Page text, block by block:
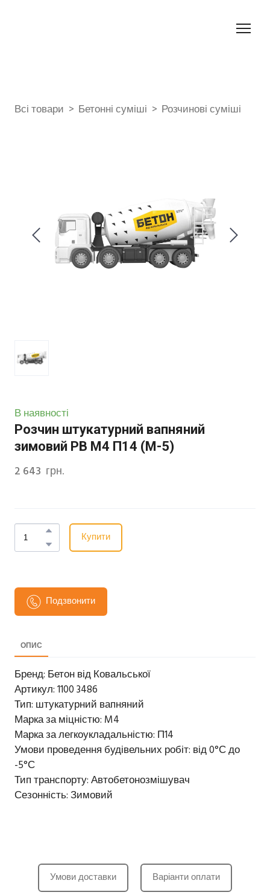
Всі товари Бетонні суміші Розчинові суміші
В наявності
Розчин штукатурний вапняний
зимовий РВ М4 П14 (М-5)
2 643  грн.
Купити
Подзвонити
ОПИС
Бренд: Бетон від Ковальської
Артикул: 1100 3486
Тип: штукатурний вапняний
Марка за міцністю: M4
Марка за легкоукладальністю: П14
Умови проведення будівельних робіт: від 0°С до
-5°С
Тип транспорту: Автобетонозмішувач
Сезонність: Зимовий
Умови доставки Варіанти оплати